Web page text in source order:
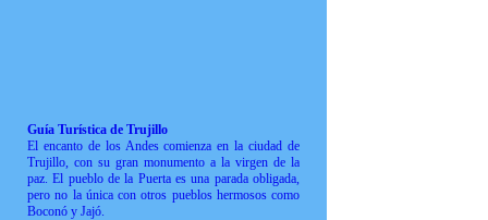
Guía Turística de Trujillo
El encanto de los Andes comienza en la ciudad de
Trujillo, con su gran monumento a la virgen de la
paz. El pueblo de la Puerta es una parada obligada,
pero no la única con otros pueblos hermosos como
Boconó y Jajó.